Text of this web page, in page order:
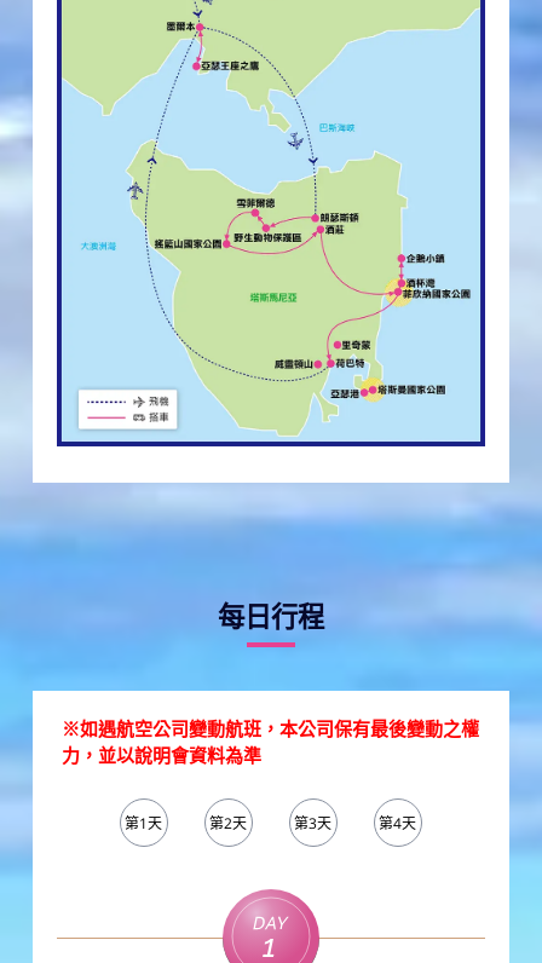
每日行程
※如遇航空公司變動航班，本公司保有最後變動之權
力，並以說明會資料為準
第1天 第2天 第3天 第4天
Day
1